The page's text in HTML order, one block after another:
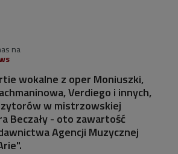
na
wokalne z oper Moniuszki,
Verdiego i innych,
w mistrzowskiej
Beczały - oto zawartość
Agencji Muzycznej